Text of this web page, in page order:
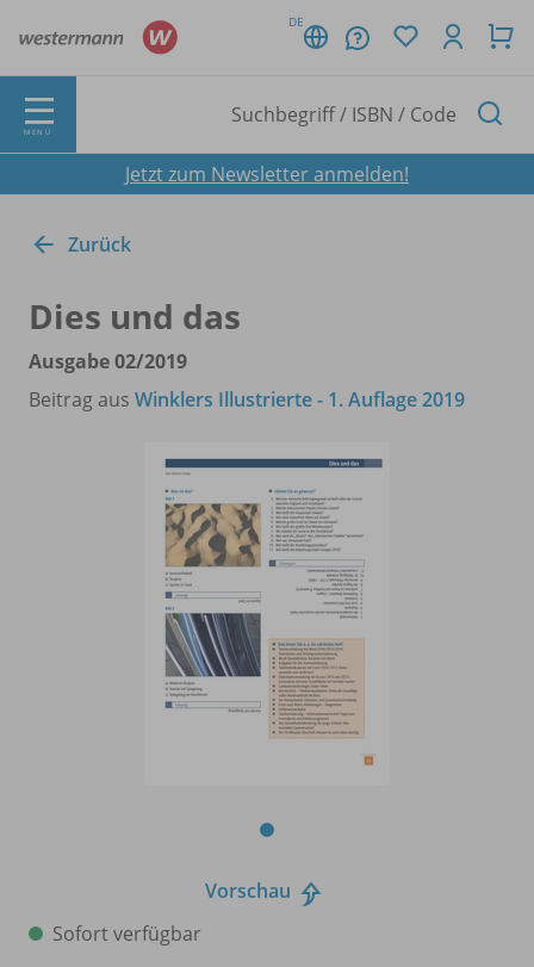
DE
MENÜ
Jetzt zum Newsletter anmelden!
Zurück
Dies und das
Ausgabe 02/2019
Beitrag aus Winklers Illustrierte - 1. Auflage 2019
Vorschau
Sofort verfügbar